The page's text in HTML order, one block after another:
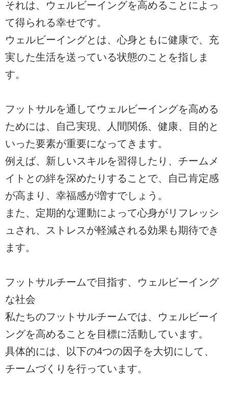
それは、ウェルビーイングを高めることによっ
て得られる幸せです。
ウェルビーイングとは、心身ともに健康で、充
実した生活を送っている状態のことを指しま
す。
フットサルを通してウェルビーイングを高める
ためには、自己実現、人間関係、健康、目的と
いった要素が重要になってきます。
例えば、新しいスキルを習得したり、チームメ
イトとの絆を深めたりすることで、自己肯定感
が高まり、幸福感が増すでしょう。
また、定期的な運動によって心身がリフレッシ
ュされ、ストレスが軽減される効果も期待でき
ます。
フットサルチームで目指す、ウェルビーイング
な社会
私たちのフットサルチームでは、ウェルビーイ
ングを高めることを目標に活動しています。
具体的には、以下の4つの因子を大切にして、
チームづくりを行っています。